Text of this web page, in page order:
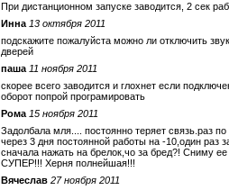
При дистанционном запуске заводится, 2 сек
Инна 13 октября 2011
подскажите пожалуйста можно ли отключить
дверей
паша 11 ноября 2011
скорее всего заводится и глохнет если
оборот попрой програмировать
Рома 15 ноября 2011
Задолбала мля.... постоянно теряет связь.раз
через 3 дня постоянной работы на -10,один раз
сначала нажать на брелок,чо за бред?! Сниму
СУПЕР!!! Херня полнейшая!!!
Вячеслав 27 ноября 2011